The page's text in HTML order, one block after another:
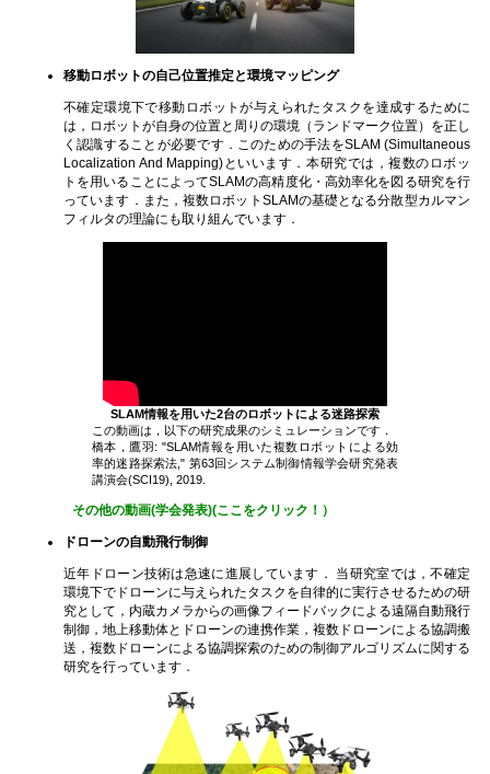
移動ロボットの自己位置推定と環境マッピング
不確定環境下で移動ロボットが与えられたタスクを達成するために
は，ロボットが自身の位置と周りの環境（ランドマーク位置）を正し
く認識することが必要です．このための手法をSLAM (Simultaneous
Localization And Mapping)といいます．本研究では，複数のロボッ
トを用いることによってSLAMの高精度化・高効率化を図る研究を行
っています．また，複数ロボットSLAMの基礎となる分散型カルマン
フィルタの理論にも取り組んでいます．
SLAM情報を用いた2台のロボットによる迷路探索
この動画は，以下の研究成果のシミュレーションです．
橋本，鷹羽: "SLAM情報を用いた複数ロボットによる効
率的迷路探索法," 第63回システム制御情報学会研究発表
講演会(SCI19), 2019.
その他の動画(学会発表)(ここをクリック！）
ドローンの自動飛行制御
近年ドローン技術は急速に進展しています． 当研究室では，不確定
環境下でドローンに与えられたタスクを自律的に実行させるための研
究として，内蔵カメラからの画像フィードバックによる遠隔自動飛行
制御，地上移動体とドローンの連携作業，複数ドローンによる協調搬
送，複数ドローンによる協調探索のための制御アルゴリズムに関する
研究を行っています．